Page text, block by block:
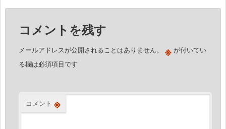
コメントを残す
メールアドレスが公開されることはありません。 ※が付いてい
る欄は必須項目です
コメント ※